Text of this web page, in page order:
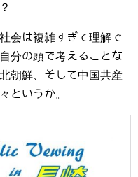
会は複雑すぎて理解で
分の頭で考えることな
朝鮮、そして中国共産
というか。